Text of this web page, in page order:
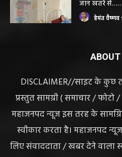
हेमंत वैष्णव
भंवरपुर/ मरीज
हेमंत वैष्णव
ABOUT
DISCLAIMER//साइट के कुछ
प्रस्तुत सामग्री ( समाचार /
महाजनपद न्यूज इस तरह के